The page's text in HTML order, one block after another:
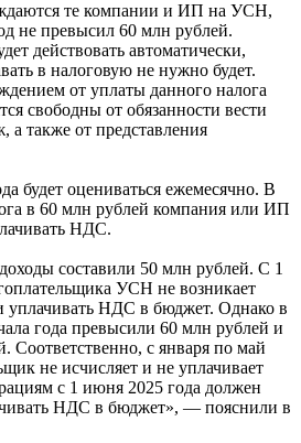
те компании и ИП на УСН,
не превысил 60 млн рублей.
действовать автоматически,
в налоговую не нужно будет.
от уплаты данного налога
свободны от обязанности вести
также от представления
будет оцениваться ежемесячно. В
в 60 млн рублей компания или ИП
НДС.
составили 50 млн рублей. С 1
УСН не возникает
уплачивать НДС в бюджет. Однако в
года превысили 60 млн рублей и
Соответственно, с января по май
не исчисляет и не уплачивает
с 1 июня 2025 года должен
НДС в бюджет», — пояснили в